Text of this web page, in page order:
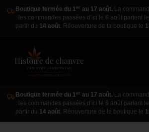
Boutique fermée du 1er au 17 août. La
: les commandes passées d'ici le 6 août partent le
partir du 14 août. Réouverture de la boutique le
Boutique fermée du 1er au 17 août. La
: les commandes passées d'ici le 6 août partent le
partir du 14 août. Réouverture de la boutique le